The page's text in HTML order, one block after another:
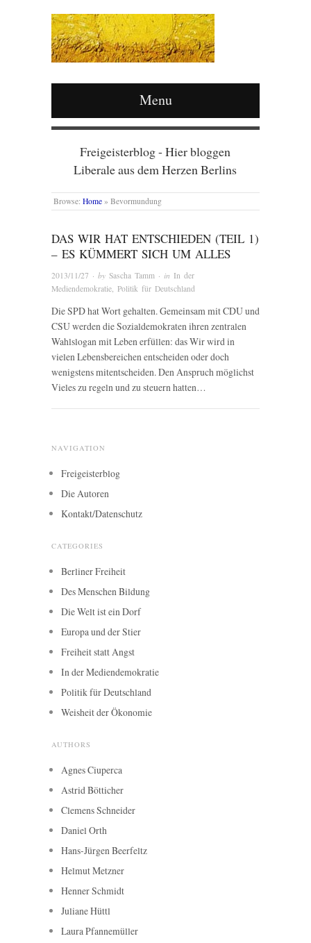
Menu
Freigeisterblog - Hier bloggen
Liberale aus dem Herzen Berlins
Browse: Home » Bevormundung
DAS WIR HAT ENTSCHIEDEN (TEIL 1)
– ES KÜMMERT SICH UM ALLES
2013/11/27 · by Sascha Tamm · in In der
Mediendemokratie, Politik für Deutschland
Die SPD hat Wort gehalten. Gemeinsam mit CDU und
CSU werden die Sozialdemokraten ihren zentralen
Wahlslogan mit Leben erfüllen: das Wir wird in
vielen Lebensbereichen entscheiden oder doch
wenigstens mitentscheiden. Den Anspruch möglichst
Vieles zu regeln und zu steuern hatten…
NAVIGATION
Freigeisterblog
Die Autoren
Kontakt/Datenschutz
CATEGORIES
Berliner Freiheit
Des Menschen Bildung
Die Welt ist ein Dorf
Europa und der Stier
Freiheit statt Angst
In der Mediendemokratie
Politik für Deutschland
Weisheit der Ökonomie
AUTHORS
Agnes Ciuperca
Astrid Bötticher
Clemens Schneider
Daniel Orth
Hans-Jürgen Beerfeltz
Helmut Metzner
Henner Schmidt
Juliane Hüttl
Laura Pfannemüller